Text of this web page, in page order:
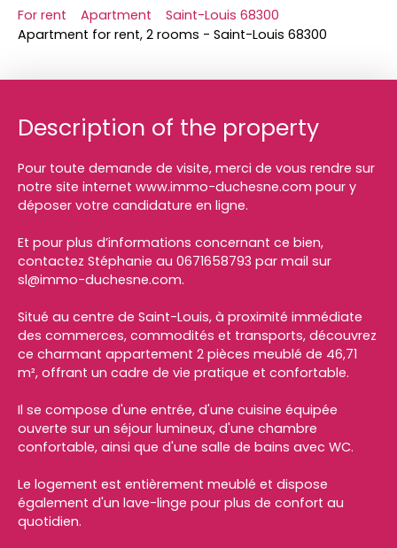
For rent Apartment
Saint-Louis 68300
Apartment for rent, 2 rooms - Saint-Louis 68300
Description of the property
Pour toute demande de visite, merci de vous rendre sur
notre site internet www.immo-duchesne.com pour y
déposer votre candidature en ligne.
Et pour plus d’informations concernant ce bien,
contactez Stéphanie au 0671658793 par mail sur
sl@immo-duchesne.com.
Situé au centre de Saint-Louis, à proximité immédiate
des commerces, commodités et transports, découvrez
ce charmant appartement 2 pièces meublé de 46,71
m², offrant un cadre de vie pratique et confortable.
Il se compose d'une entrée, d'une cuisine équipée
ouverte sur un séjour lumineux, d'une chambre
confortable, ainsi que d'une salle de bains avec WC.
Le logement est entièrement meublé et dispose
également d'un lave-linge pour plus de confort au
quotidien.